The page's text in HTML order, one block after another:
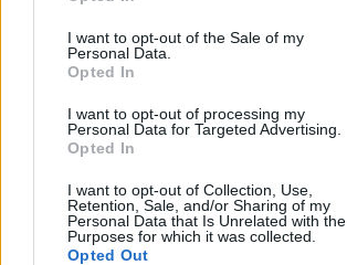
I want to opt-out of the Sale of my
Personal Data.
Opted In
I want to opt-out of processing my
Personal Data for Targeted Advertising.
Opted In
I want to opt-out of Collection, Use,
Retention, Sale, and/or Sharing of my
Personal Data that Is Unrelated with the
Purposes for which it was collected.
Opted Out